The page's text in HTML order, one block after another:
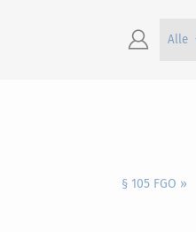
§ 105 FGO »